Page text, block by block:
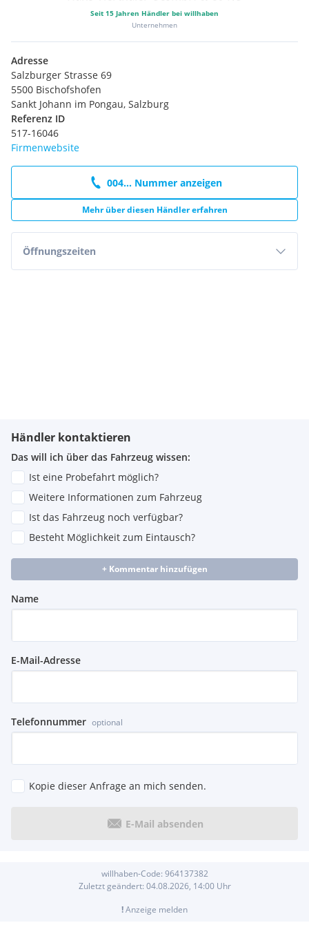
Seit 15 Jahren Händler bei willhaben
Unternehmen
Adresse
Salzburger Strasse 69
5500 Bischofshofen
Sankt Johann im Pongau, Salzburg
Referenz ID
517-16046
Firmenwebsite
004... Nummer anzeigen
Mehr über diesen Händler erfahren
Öffnungszeiten
Händler kontaktieren
Das will ich über das Fahrzeug wissen:
Ist eine Probefahrt möglich?
Weitere Informationen zum Fahrzeug
Ist das Fahrzeug noch verfügbar?
Besteht Möglichkeit zum Eintausch?
+ Kommentar hinzufügen
Name
E-Mail-Adresse
Telefonnummer optional
Kopie dieser Anfrage an mich senden.
E-Mail absenden
willhaben-Code: 964137382
Zuletzt geändert: 04.08.2026, 14:00Uhr
!Anzeige melden